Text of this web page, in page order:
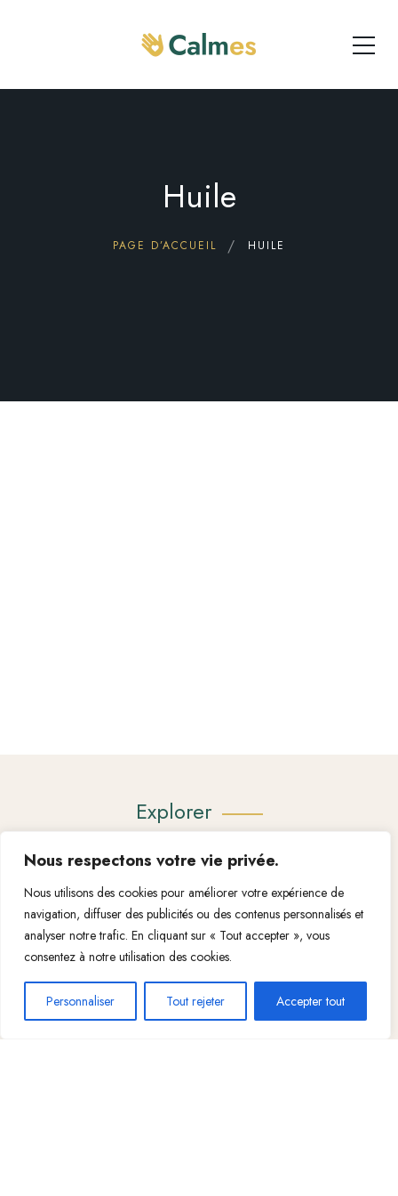
Nous respectons votre vie privée.
Nous utilisons des cookies pour améliorer votre expérience de
navigation, diffuser des publicités ou des contenus personnalisés et
analyser notre trafic. En cliquant sur « Tout accepter », vous
consentez à notre utilisation des cookies.
Personnaliser Tout rejeter Accepter tout
Huile
PAGE D’ACCUEIL HUILE
Explorer
Nous Contacter
Mention légal
Conditions Generales De Vente